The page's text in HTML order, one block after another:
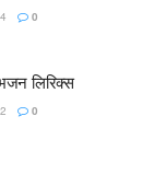
0
लिरिक्स
0